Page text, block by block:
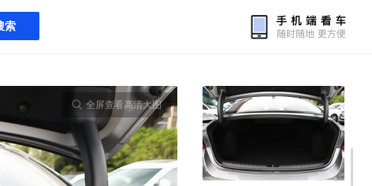
索
全屏查看高清大图